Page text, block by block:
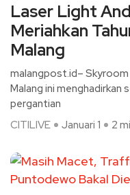
Laser Light
Meriahkan
Malang
malangpost.id–
Malang ini menghadirkan
pergantian
CITILIVE
Januari 1 2